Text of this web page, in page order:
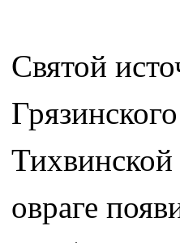
Святой
овраге